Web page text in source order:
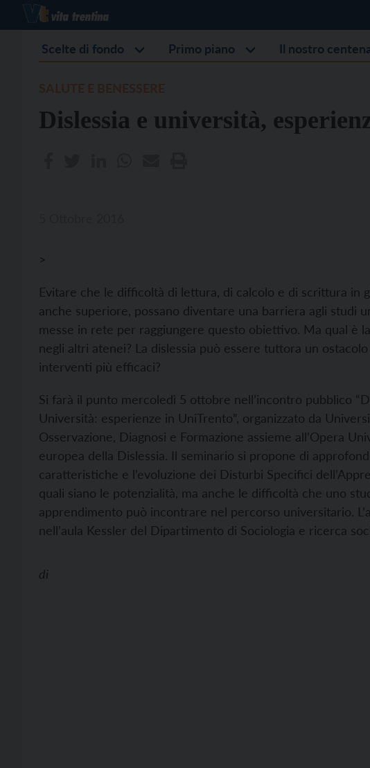
Scelte di fondo Primo piano Il nostro
Dislessia e università,
>
Evitare che le difficoltà di lettura, di calcolo e di scrittura in
anche superiore, possano diventare una barriera agli studi
messe in rete per raggiungere questo obiettivo. Ma qual è
negli altri atenei? La dislessia può essere tuttora un
interventi più efficaci?
Si farà il punto mercoledì 5 ottobre nell’incontro pubblico
Università: esperienze in UniTrento”, organizzato da
Osservazione, Diagnosi e Formazione assieme all’Opera
europea della Dislessia. Il seminario si propone di
caratteristiche e l’evoluzione dei Disturbi Specifici
quali siano le potenzialità, ma anche le difficoltà che uno
apprendimento può incontrare nel percorso universitario.
nell’aula Kessler del Dipartimento di Sociologia e ricerca
di